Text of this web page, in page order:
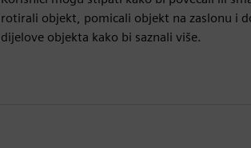
rotirali objekt, pomicali objekt na zaslonu i
dijelove objekta kako bi saznali više.